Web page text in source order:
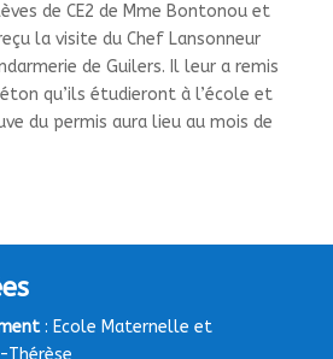
de CE2 de Mme Bontonou et
la visite du Chef Lansonneur
de Guilers. Il leur a remis
qu’ils étudieront à l’école et
du permis aura lieu au mois de
: Ecole Maternelle et
Thérèse